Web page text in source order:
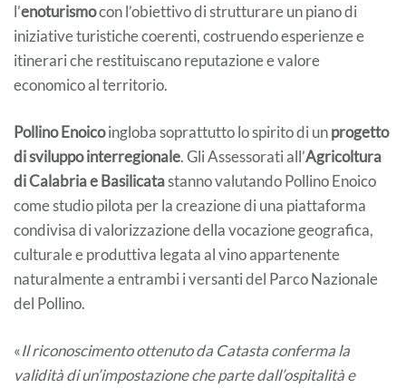
l’enoturismocon l’obiettivo di strutturare un piano di
iniziative turistiche coerenti, costruendo esperienze e
itinerari che restituiscano reputazione e valore
economico al territorio.
Pollino Enoicoingloba soprattutto lo spirito di unprogetto
di sviluppo interregionale. Gli Assessorati all’Agricoltura
di Calabria e Basilicatastanno valutando Pollino Enoico
come studio pilota per la creazione di una piattaforma
condivisa di valorizzazione della vocazione geografica,
culturale e produttiva legata al vino appartenente
naturalmente a entrambi i versanti del Parco Nazionale
del Pollino.
«Il riconoscimento ottenuto da Catasta conferma la
validità di un’impostazione che parte dall’ospitalità e